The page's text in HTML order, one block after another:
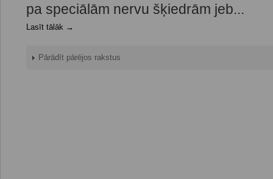
pa speciālām nervu šķiedrām jeb...
Lasīt tālāk →
Pārādīt pārējos rakstus